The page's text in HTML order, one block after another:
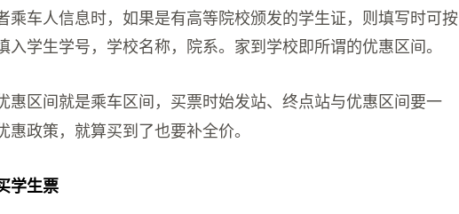
乘车人信息时，如果是有高等院校颁发的学生证，则填写时可按
入学生学号，学校名称，院系。家到学校即所谓的优惠区间。
惠区间就是乘车区间，买票时始发站、终点站与优惠区间要一
政策，就算买到了也要补全价。
学生票